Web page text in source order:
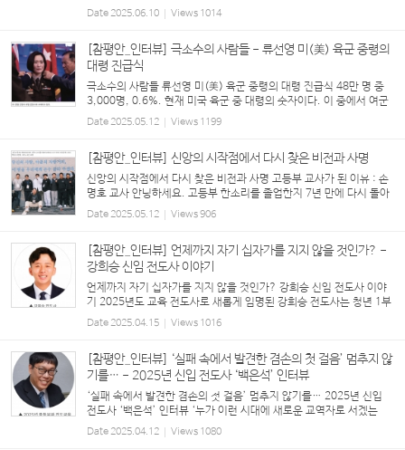
너무도 힘든 시기를 보내고 있던 우리 가정은 ‘그래, 시작해 보자’ 다짐
하고 가정예배를 드리기 시작했...
Date2025.06.10 Views 1014
[참평안_인터뷰] 극소수의 사람들 - 류선영 미(美) 육군 중령의
대령 진급식
극소수의 사람들 류선영 미(美) 육군 중령의 대령 진급식 48만 명 중
3,000명, 0.6%. 현재 미국 육군 중 대령의 숫자이다. 이 중에서 여군
에, 아시아계의 숫자로는 50명이 못되는 것으로 추정된다. 대략 10,0
00분의 1이다. 한국계는 남녀 통틀어 현...
Date2025.05.12 Views 1199
[참평안_인터뷰] 신앙의 시작점에서 다시 찾은 비전과 사명
신앙의 시작점에서 다시 찾은 비전과 사명 고등부 교사가 된 이유 : 손
명호 교사 안녕하세요. 고등부 한소리를 졸업한지 7년 만에 다시 돌아
와 올해로 5년째 고등부 교사로 봉사하고있는 손명호 입니다. 현재는
한소리 1학년을 담당하고 있습니다. 봉사...
Date2025.05.12 Views906
[참평안_인터뷰] 언제까지 자기 십자가를 지지 않을 것인가? -
강희승 신임 전도사 이야기
언제까지 자기 십자가를 지지 않을 것인가? 강희승 신임 전도사 이야
기 2025년도 교육 전도사로 새롭게 임명된 강희승 전도사는 청년 1부
<헵시바 선교회>와 청년2부 <그루터기 선교회>에서 회장을 지냈고 20
20~2024년 중등부 교사로 봉사해 왔습니다. ...
Date2025.04.15 Views 1016
[참평안_인터뷰] ‘실패 속에서 발견한 겸손의 첫 걸음’ 멈추지 않
기를… - 2025년 신입 전도사 ‘백은석’ 인터뷰
‘실패 속에서 발견한 겸손의 첫 걸음’ 멈추지 않기를… 2025년 신입
전도사 ‘백은석’ 인터뷰 ‘누가 이런 시대에 새로운 교역자로 서겠는
가?’ 혼란이 지속되고 날로 각박해져 가는 시대를 살면서 교회 전반에
깔린 정서 가운데 하나가 아닐는지. 그러나 ...
Date2025.04.12 Views 1080